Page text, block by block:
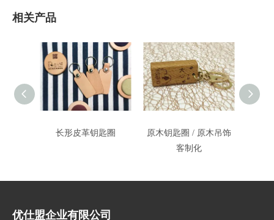
相关产品
长形皮革钥匙圈
原木钥匙圈 / 原木吊饰
客制化
优仕盟企业有限公司